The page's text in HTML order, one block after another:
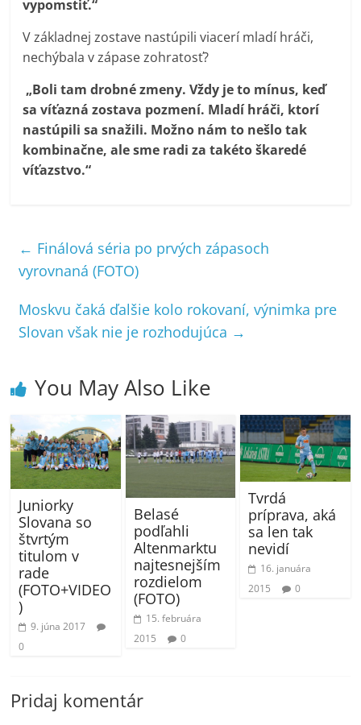
vypomstiť.“
V základnej zostave nastúpili viacerí mladí hráči,
nechýbala v zápase zohratosť?
„Boli tam drobné zmeny. Vždy je to mínus, keď
sa víťazná zostava pozmení. Mladí hráči, ktorí
nastúpili sa snažili. Možno nám to nešlo tak
kombinačne, ale sme radi za takéto škaredé
víťazstvo.“
← Finálová séria po prvých zápasoch
vyrovnaná (FOTO)
Moskvu čaká ďalšie kolo rokovaní, výnimka pre
Slovan však nie je rozhodujúca →
You May Also Like
Juniorky
Slovana so
štvrtým
titulom v
rade
(FOTO+VIDEO
)
9. júna 2017
0
Belasé
podľahli
Altenmarktu
najtesnejším
rozdielom
(FOTO)
15. februára
2015
0
Tvrdá
príprava, aká
sa len tak
nevidí
16. januára
2015
0
Pridaj komentár